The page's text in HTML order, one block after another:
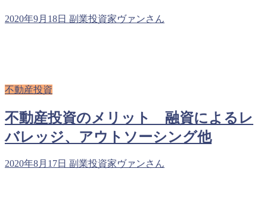
2020年9月18日 副業投資家ヴァンさん
不動産投資
不動産投資のメリット 融資によるレ
バレッジ、アウトソーシング他
2020年8月17日 副業投資家ヴァンさん